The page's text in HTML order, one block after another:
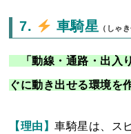
7. 車騎星 （しゃ
「動線・通路・出入
ぐに動き出せる環境を
【理由】車騎星は、ス